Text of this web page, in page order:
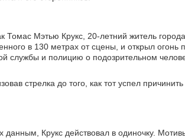
Мэтью Крукс, 20-летний житель
в 130 метрах от сцены, и открыл огонь
службы и полицию о подозрительном
стрелка до того, как тот успел
Крукс действовал в одиночку.